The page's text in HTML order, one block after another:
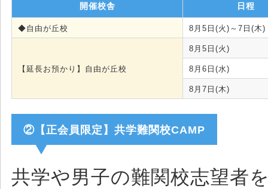
開催校舎 日程
◆自由が丘校 8月5日(火)～7日(木)
【延長お預かり】自由が丘校
8月5日(火)
8月6日(水)
8月7日(木)
②【正会員限定】共学難関校CAMP
共学や男子の難関校志望者